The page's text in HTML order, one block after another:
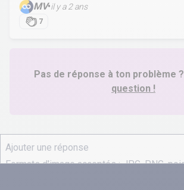
MV•il y a 2 ans
7
Pas de réponse à ton problème ?
question !